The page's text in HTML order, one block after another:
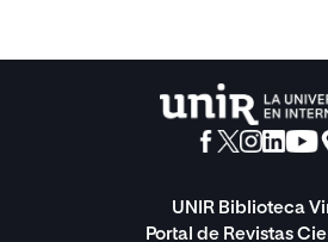
UNIR Biblioteca
Portal de Revistas